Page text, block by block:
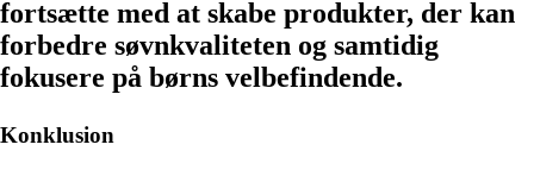
fortsætte med at skabe produkter, der kan
forbedre søvnkvaliteten og samtidig
fokusere på børns velbefindende.
Konklusion